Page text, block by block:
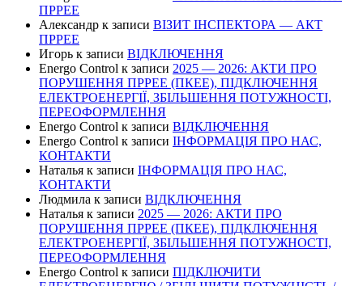
ПРРЕЕ
Александр к записи ВІЗИТ ІНСПЕКТОРА — АКТ
ПРРЕЕ
Игорь к записи ВІДКЛЮЧЕННЯ
Energo Control к записи 2025 — 2026: АКТИ ПРО
ПОРУШЕННЯ ПРРЕЕ (ПКЕЕ), ПІДКЛЮЧЕННЯ
ЕЛЕКТРОЕНЕРГІЇ, ЗБІЛЬШЕННЯ ПОТУЖНОСТІ,
ПЕРЕОФОРМЛЕННЯ
Energo Control к записи ВІДКЛЮЧЕННЯ
Energo Control к записи ІНФОРМАЦІЯ ПРО НАС,
КОНТАКТИ
Наталья к записи ІНФОРМАЦІЯ ПРО НАС,
КОНТАКТИ
Людмила к записи ВІДКЛЮЧЕННЯ
Наталья к записи 2025 — 2026: АКТИ ПРО
ПОРУШЕННЯ ПРРЕЕ (ПКЕЕ), ПІДКЛЮЧЕННЯ
ЕЛЕКТРОЕНЕРГІЇ, ЗБІЛЬШЕННЯ ПОТУЖНОСТІ,
ПЕРЕОФОРМЛЕННЯ
Energo Control к записи ПІДКЛЮЧИТИ